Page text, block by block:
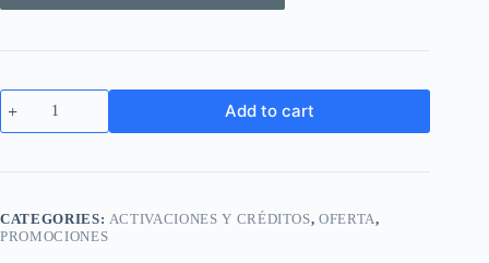
Desbloqueo
FRP
Samsung
IMEI/SERIAL
Add to cart
CATEGORIES: ACTIVACIONES Y CRÉDITOS,OFERTA,
PROMOCIONES